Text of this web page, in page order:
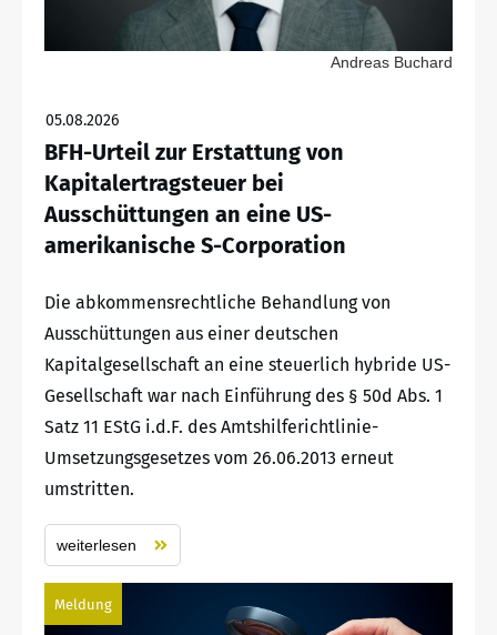
Andreas Buchard
05.08.2026
BFH-Urteil zur Erstattung von
Kapitalertragsteuer bei
Ausschüttungen an eine US-
amerikanische S-Corporation
Die abkommensrechtliche Behandlung von
Ausschüttungen aus einer deutschen
Kapitalgesellschaft an eine steuerlich hybride US-
Gesellschaft war nach Einführung des § 50d Abs. 1
Satz 11 EStG i.d.F. des Amtshilferichtlinie-
Umsetzungsgesetzes vom 26.06.2013 erneut
umstritten.
weiterlesen
Meldung